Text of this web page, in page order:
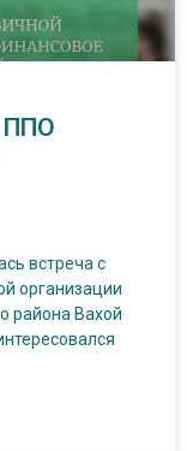
ППО
встреча с
организации
района Вахой